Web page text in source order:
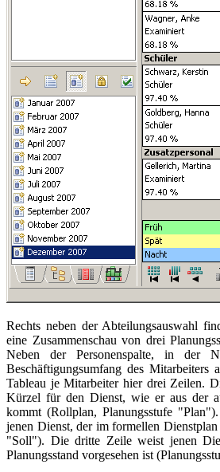
Rechts neben der Abteilungsauswahl
eine Zusammenschau von drei
Neben der Personenspalte, in der
Beschäftigungsumfang des Mitarbeiters
Tableau je Mitarbeiter hier drei Zeilen.
Kürzel für den Dienst, wie er aus der
kommt (Rollplan, Planungsstufe
jenen Dienst, der im formellen
"Soll"). Die dritte Zeile weist jenen
Planungsstand vorgesehen ist